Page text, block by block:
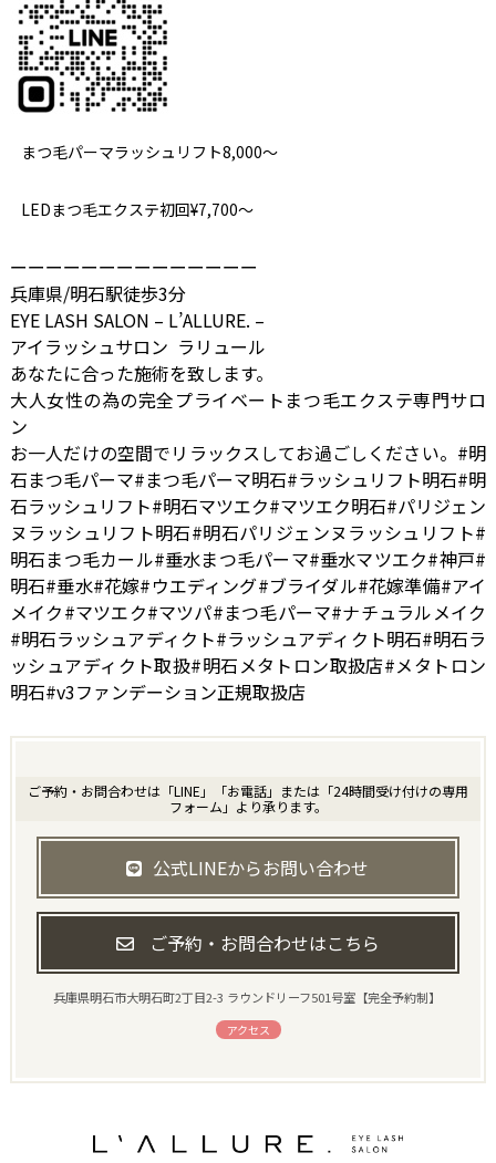
まつ毛パーマラッシュリフト8,000～
LEDまつ毛エクステ初回¥7,700～
ーーーーーーーーーーーーーー
兵庫県/明石駅徒歩3分
EYE LASH SALON – L’ALLURE. –
アイラッシュサロン ラリュール
あなたに合った施術を致します。
大人女性の為の完全プライベートまつ毛エクステ専門サロ
ン
お一人だけの空間でリラックスしてお過ごしください。#明
石まつ毛パーマ#まつ毛パーマ明石#ラッシュリフト明石#明
石ラッシュリフト#明石マツエク#マツエク明石#パリジェン
ヌラッシュリフト明石#明石パリジェンヌラッシュリフト#
明石まつ毛カール#垂水まつ毛パーマ#垂水マツエク#神戸#
明石#垂水#花嫁#ウエディング#ブライダル#花嫁準備#アイ
メイク#マツエク#マツパ#まつ毛パーマ#ナチュラルメイク
#明石ラッシュアディクト#ラッシュアディクト明石#明石ラ
ッシュアディクト取扱#明石メタトロン取扱店#メタトロン
明石#v3ファンデーション正規取扱店
ご予約・お問合わせは「LINE」「お電話」または「24時間受け付けの専用
フォーム」より承ります。
公式LINEからお問い合わせ
ご予約・お問合わせはこちら
兵庫県明石市大明石町2丁目2-3 ラウンドリーフ501号室【完全予約制】
アクセス